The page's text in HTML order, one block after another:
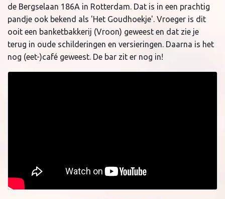
de Bergselaan 186A in Rotterdam. Dat is in een prachtig
pandje ook bekend als 'Het Goudhoekje'. Vroeger is dit
ooit een banketbakkerij (Vroon) geweest en dat zie je
terug in oude schilderingen en versieringen. Daarna is het
nog (eet-)café geweest. De bar zit er nog in!